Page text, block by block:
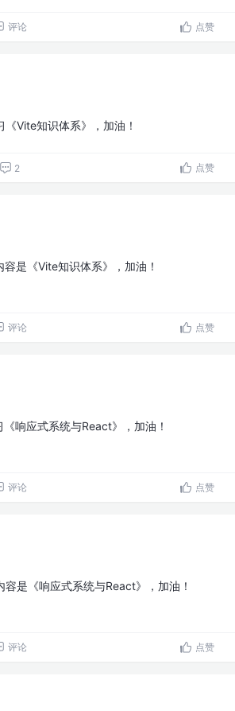
评论 点赞
Vite知识体系》，加油！
2 点赞
是《Vite知识体系》，加油！
评论 点赞
响应式系统与React》，加油！
评论 点赞
是《响应式系统与React》，加油！
评论 点赞